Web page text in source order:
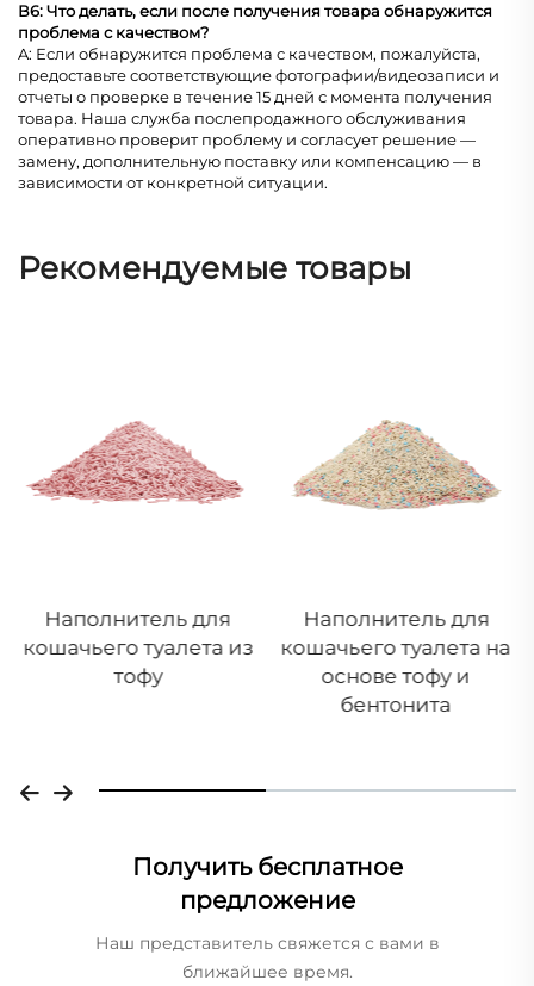
В6: Что делать, если после получения товара обнаружится
проблема с качеством?
A: Если обнаружится проблема с качеством, пожалуйста,
предоставьте соответствующие фотографии/видеозаписи и
отчеты о проверке в течение 15 дней с момента получения
товара. Наша служба послепродажного обслуживания
оперативно проверит проблему и согласует решение —
замену, дополнительную поставку или компенсацию — в
зависимости от конкретной ситуации.
Рекомендуемые товары
Наполнитель для
кошачьего туалета на
основе тофу и
Цеолитовые гранулы
Получить бесплатное
предложение
Наш представитель свяжется с вами в
ближайшее время.